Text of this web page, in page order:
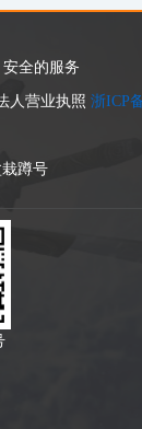
全的服务
人营业执照 浙ICP
栽蹲号